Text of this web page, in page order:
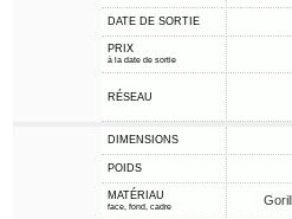
DATE DE SORTIE
PRIX
à la date de sortie
RÉSEAU
DIMENSIONS
POIDS
MATÉRIAU
face, fond, cadre